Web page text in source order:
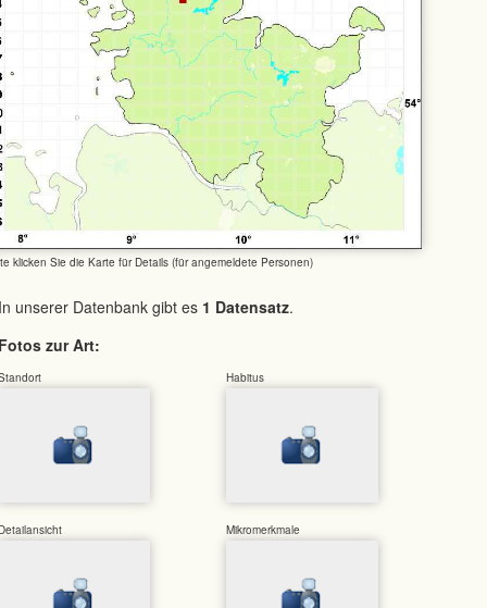
klicken Sie die Karte für Details (für angemeldete Personen)
unserer Datenbank gibt es 1 Datensatz.
zur Art:
Habitus
Mikromerkmale